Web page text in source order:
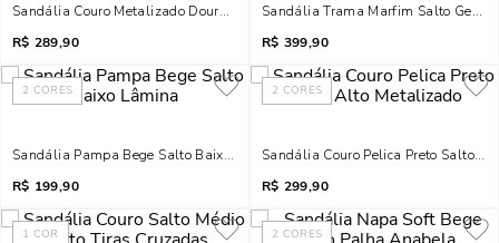
Sandália Couro Metalizado Dourado Salto Médio Grosso
R$ 289,90
Sandália Trama Marfim Salto
R$ 399,90
2 CORES
Sandália Pampa Bege Salto Baixo Lâmina
R$ 199,90
2 CORES
Sandália Couro Pelica Preto Salto
R$ 299,90
1 COR 2 CORES